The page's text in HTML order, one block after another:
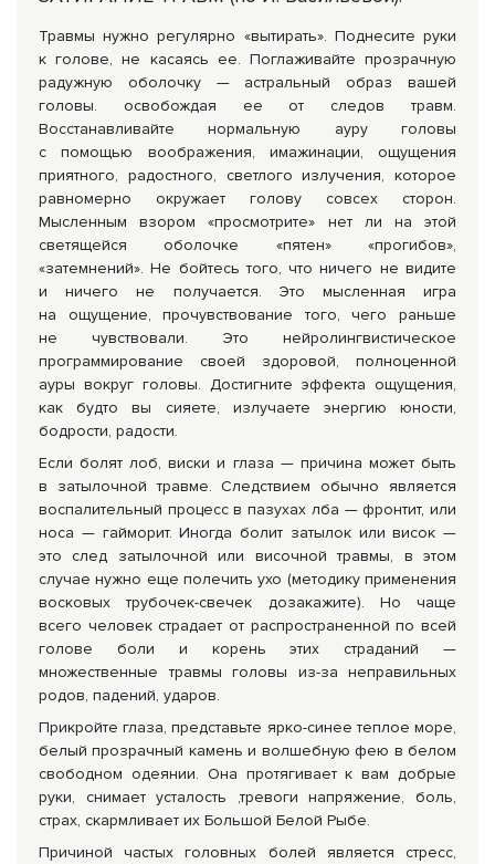
Травмы нужно регулярно «вытирать». Поднесите руки
к голове, не касаясь ее. Поглаживайте прозрачную
радужную оболочку — астральный образ вашей
головы. освобождая ее от следов травм.
Восстанавливайте нормальную ауру головы
с помощью воображения, имажинации, ощущения
приятного, радостного, светлого излучения, которое
равномерно окружает голову совсех сторон.
Мысленным взором «просмотрите» нет ли на этой
светящейся оболочке «пятен» «прогибов»,
«затемнений». Не бойтесь того, что ничего не видите
и ничего не получается. Это мысленная игра
на ощущение, прочувствование того, чего раньше
не чувствовали. Это нейролингвистическое
программирование своей здоровой, полноценной
ауры вокруг головы. Достигните эффекта ощущения,
как будто вы сияете, излучаете энергию юности,
бодрости, радости.
Если болят лоб, виски и глаза — причина может быть
в затылочной травме. Следствием обычно является
воспалительный процесс в пазухах лба — фронтит, или
носа — гайморит. Иногда болит затылок или висок —
это след затылочной или височной травмы, в этом
случае нужно еще полечить ухо (методику применения
восковых трубочек-свечек дозакажите). Но чаще
всего человек страдает от распространенной по всей
голове боли и корень этих страданий —
множественные травмы головы из-за неправильных
родов, падений, ударов.
Прикройте глаза, представьте ярко-синее теплое море,
белый прозрачный камень и волшебную фею в белом
свободном одеянии. Она протягивает к вам добрые
руки, снимает усталость ,тревоги напряжение, боль,
страх, скармливает их Большой Белой Рыбе.
Причиной частых головных болей является стресс,